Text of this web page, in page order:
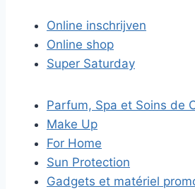
Online inschrijven
Online shop
Super Saturday
Parfum, Spa et Soins de
Make Up
For Home
Sun Protection
Gadgets et matériel